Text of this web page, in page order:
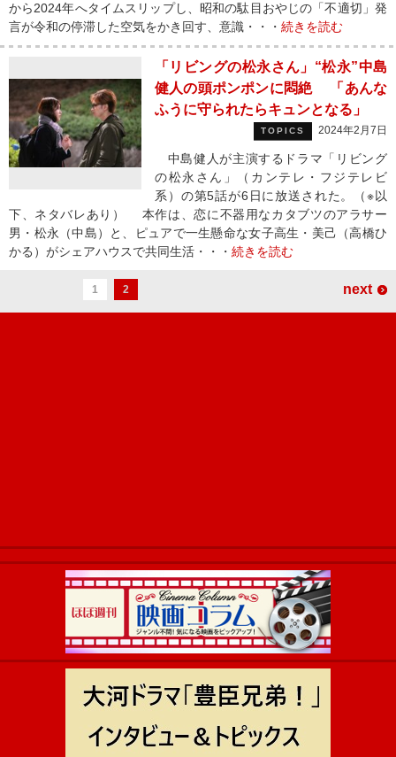
から2024年へタイムスリップし、昭和の駄目おやじの「不適切」発
言が令和の停滞した空気をかき回す、意識・・・ 続きを読む
「リビングの松永さん」“松永”中島
健人の頭ポンポンに悶絶 「あんな
ふうに守られたらキュンとなる」
TOPICS 2024年2月7日
中島健人が主演するドラマ「リビング
の松永さん」（カンテレ・フジテレビ
系）の第5話が6日に放送された。（※以
下、ネタバレあり） 本作は、恋に不器用なカタブツのアラサー
男・松永（中島）と、ピュアで一生懸命な女子高生・美己（高橋ひ
かる）がシェアハウスで共同生活・・・ 続きを読む
1 2 next